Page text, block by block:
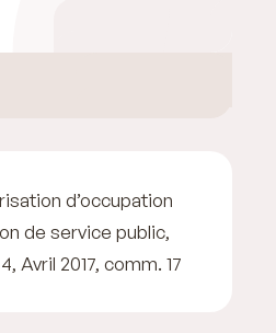
d’occupation
de service public,
Avril 2017, comm. 17